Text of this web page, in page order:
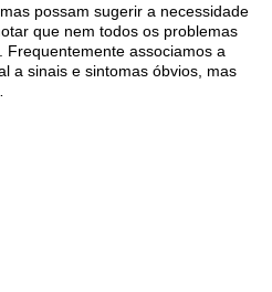
possam sugerir a necessidade
que nem todos os problemas
associamos a
a sinais e sintomas óbvios, mas